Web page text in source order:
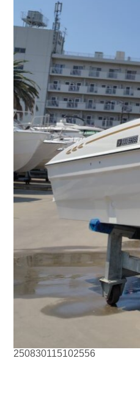
250830115102556